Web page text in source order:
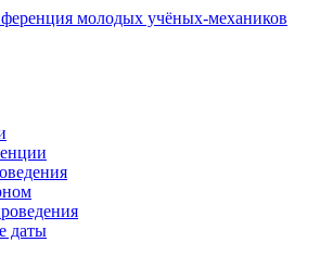
даты